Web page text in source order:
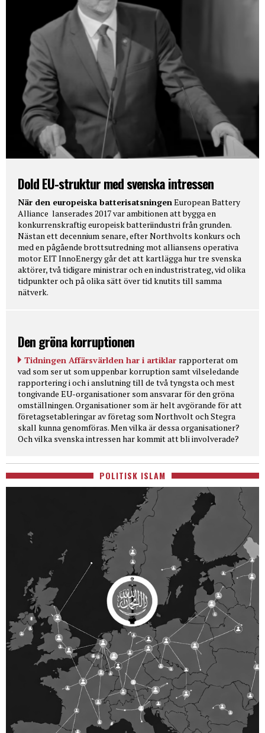
Dold EU-struktur med svenska intressen
När den europeiska batterisatsningenEuropean Battery
Alliance lanserades 2017 var ambitionen att bygga en
konkurrenskraftig europeisk batteriindustri från grunden.
Nästan ett decennium senare, efter Northvolts konkurs och
med en pågående brottsutredning mot alliansens operativa
motor EIT InnoEnergy går det att kartlägga hur tre svenska
aktörer, två tidigare ministrar och en industristrateg, vid olika
tidpunkter och på olika sätt över tid knutits till samma
nätverk.
Den gröna korruptionen
Tidningen Affärsvärlden har i artiklar rapporterat om
vad som ser ut som uppenbar korruption samt vilseledande
rapportering i och i anslutning till de två tyngsta och mest
tongivande EU-organisationer som ansvarar för den gröna
omställningen. Organisationer som är helt avgörande för att
företagsetableringar av företag som Northvolt och Stegra
skall kunna genomföras. Men vilka är dessa organisationer?
Och vilka svenska intressen har kommit att bli involverade?
POLITISK ISLAM